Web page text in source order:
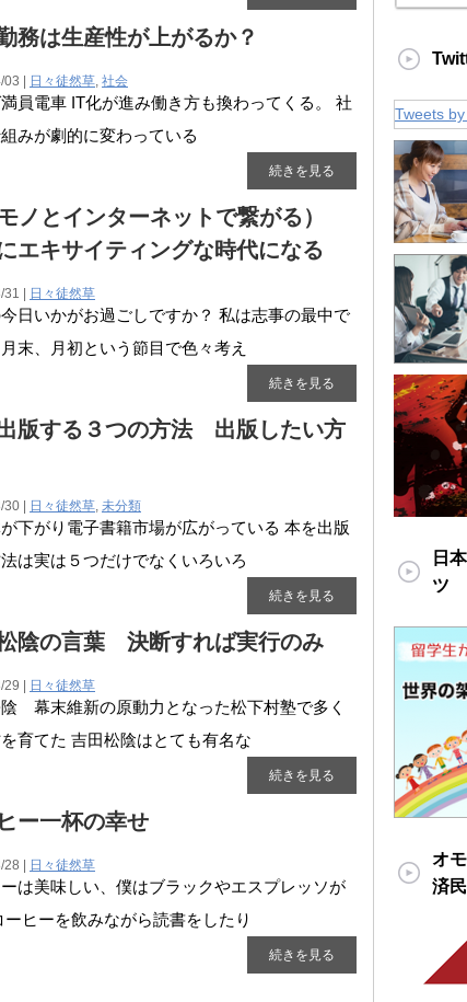
務は生産性が上がるか？
| 日々徒然草, 社会
員電車 IT化が進み働き方も換わってくる。 社
みが劇的に変わっている
続きを見る
ノとインターネットで繋がる）
エキサイティングな時代になる
| 日々徒然草
日いかがお過ごしですか？ 私は志事の最中で
末、月初という節目で色々考え
続きを見る
版する３つの方法 出版したい方
| 日々徒然草, 未分類
下がり電子書籍市場が広がっている 本を出版
は実は５つだけでなくいろいろ
続きを見る
陰の言葉 決断すれば実行のみ
| 日々徒然草
幕末維新の原動力となった松下村塾で多く
育てた 吉田松陰はとても有名な
続きを見る
ー一杯の幸せ
| 日々徒然草
は美味しい、僕はブラックやエスプレッソが
ーヒーを飲みながら読書をしたり
続きを見る
Tweets
日
ツ
オ
済民